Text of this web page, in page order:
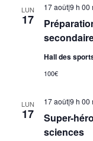
LUN
17
17 août|9 h 00
Hall des
100€
LUN
17
Super-
sciences
17 août|9 h 00